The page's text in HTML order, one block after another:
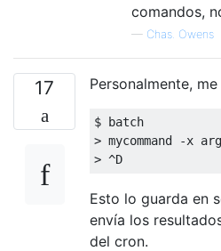
comandos,
— Chas. Owens
17 Personalmente,
$ batch
> mycommand -x
Esto lo guarda en
envía los
del cron.